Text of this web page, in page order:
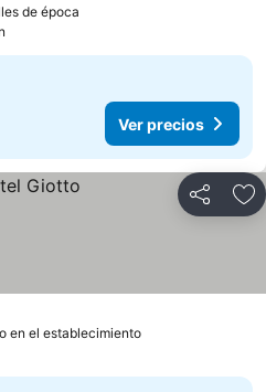
de época
Ver precios
Compartir
en el establecimiento